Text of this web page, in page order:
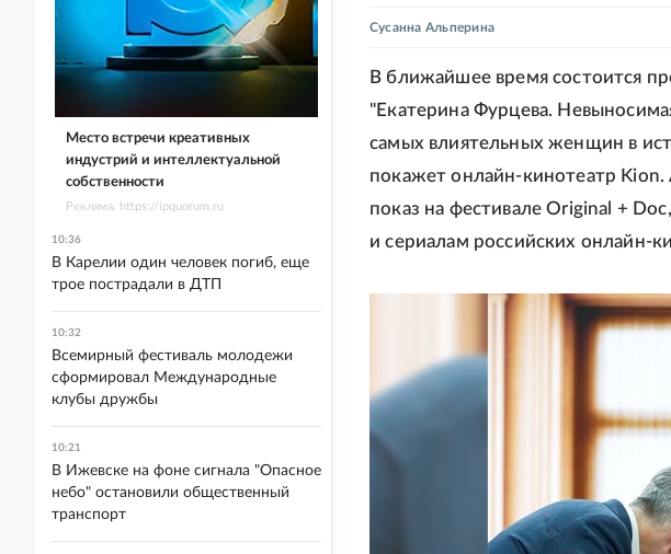
Сусанна Альперина
В ближайшее время состоится
"Екатерина Фурцева.
самых влиятельных женщин в
покажет онлайн-кинотеатр
показ на фестивале Original +
и сериалам российских онлайн-
Место встречи креативных
индустрий и интеллектуальной
собственности
Реклама. https://ipquorum.ru
10:36
В Карелии один человек погиб, еще
трое пострадали в ДТП
10:32
Всемирный фестиваль молодежи
сформировал Международные
клубы дружбы
10:21
В Ижевске на фоне сигнала "Опасное
небо" остановили общественный
транспорт